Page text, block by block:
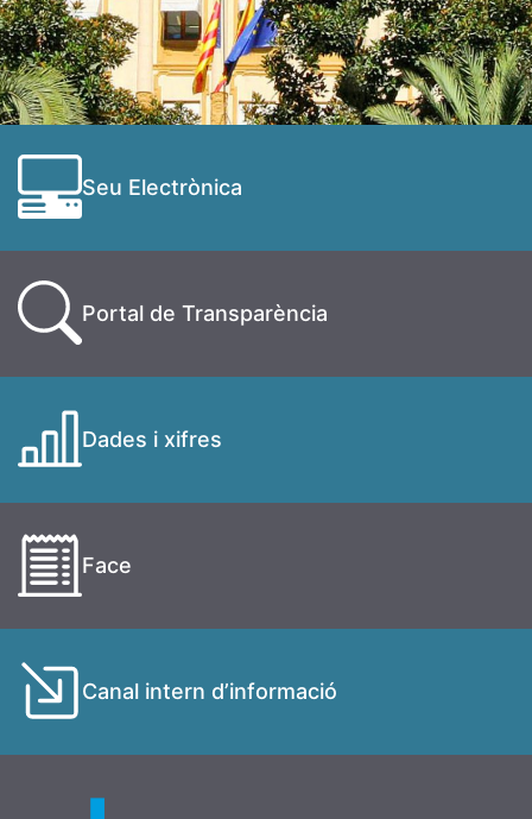
Seu Electrònica
Portal de Transparència
Dades i xifres
Face
Canal intern d’informació